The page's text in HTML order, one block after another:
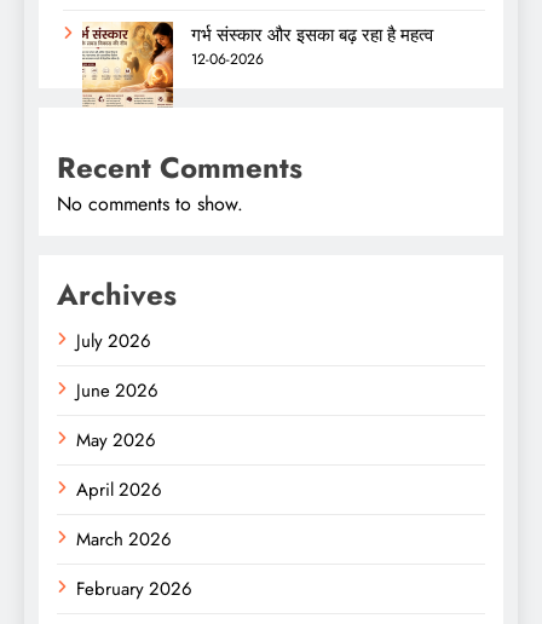
गर्भ संस्कार और इसका बढ़ रहा है महत्व
12-06-2026
Recent Comments
No comments to show.
Archives
July 2026
June 2026
May 2026
April 2026
March 2026
February 2026